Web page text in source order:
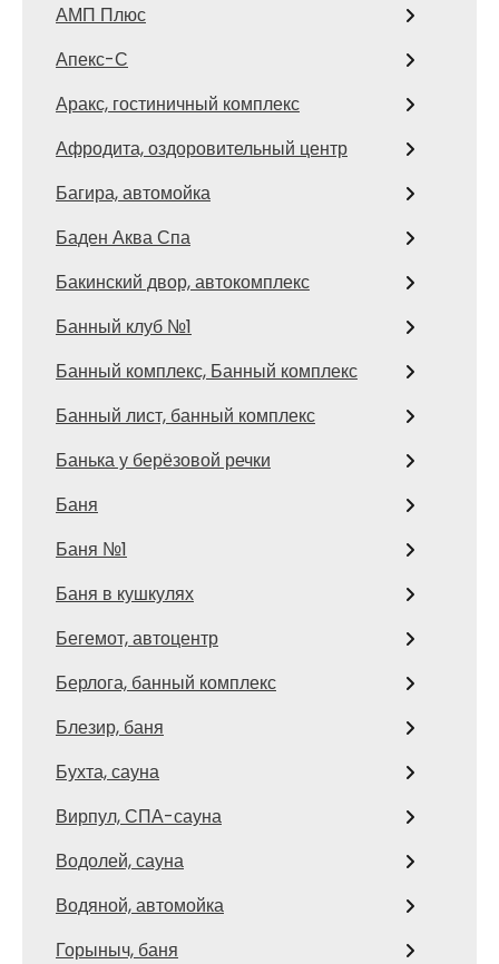
АМП Плюс
Апекс-С
Аракс, гостиничный комплекс
Афродита, оздоровительный центр
Багира, автомойка
Баден Аква Спа
Бакинский двор, автокомплекс
Банный клуб №1
Банный комплекс, Банный комплекс
Банный лист, банный комплекс
Банька у берёзовой речки
Баня
Баня №1
Баня в кушкулях
Бегемот, автоцентр
Берлога, банный комплекс
Блезир, баня
Бухта, сауна
Вирпул, СПА-сауна
Водолей, сауна
Водяной, автомойка
Горыныч, баня